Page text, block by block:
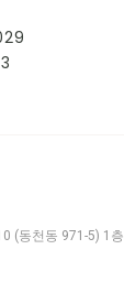
(동천동 971-5) 1층